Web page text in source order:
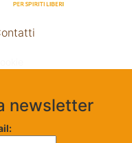
newsletter